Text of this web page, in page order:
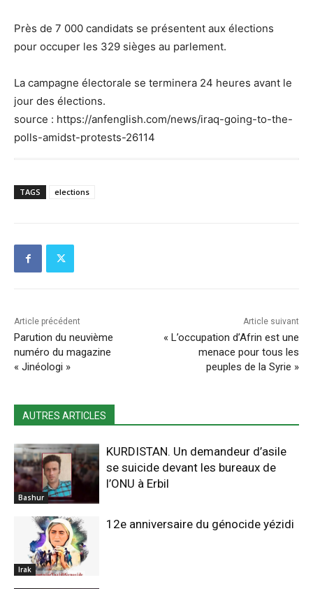
Près de 7 000 candidats se présentent aux élections
pour occuper les 329 sièges au parlement.
La campagne électorale se terminera 24 heures avant le
jour des élections.
source : https://anfenglish.com/news/iraq-going-to-the-
polls-amidst-protests-26114
TAGS elections
Article précédent
Parution du neuvième
numéro du magazine
« Jinéologi »
Article suivant
« L’occupation d’Afrin est une
menace pour tous les
peuples de la Syrie »
AUTRES ARTICLES
Bashur
KURDISTAN. Un demandeur d’asile
se suicide devant les bureaux de
l’ONU à Erbil
Irak
12e anniversaire du génocide yézidi